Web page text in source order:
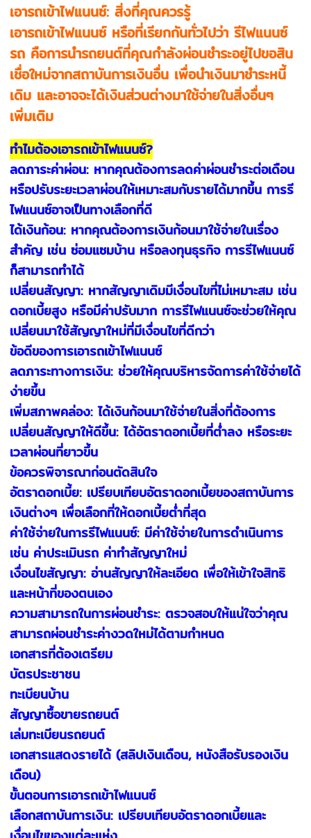
เอารถเข้าไฟแนนซ์: สิ่งที่คุณควรรู้
เอารถเข้าไฟแนนซ์ หรือที่เรียกกันทั่วไปว่า รีไฟแนนซ์
รถ คือการนำรถยนต์ที่คุณกำลังผ่อนชำระอยู่ไปขอสิน
เชื่อใหม่จากสถาบันการเงินอื่น เพื่อนำเงินมาชำระหนี้
เดิม และอาจจะได้เงินส่วนต่างมาใช้จ่ายในสิ่งอื่นๆ
เพิ่มเติม
ทำไมต้องเอารถเข้าไฟแนนซ์?
ลดภาระค่าผ่อน: หากคุณต้องการลดค่าผ่อนชำระต่อเดือน
หรือปรับระยะเวลาผ่อนให้เหมาะสมกับรายได้มากขึ้น การรี
ไฟแนนซ์อาจเป็นทางเลือกที่ดี
ได้เงินก้อน: หากคุณต้องการเงินก้อนมาใช้จ่ายในเรื่อง
สำคัญ เช่น ซ่อมแซมบ้าน หรือลงทุนธุรกิจ การรีไฟแนนซ์
ก็สามารถทำได้
เปลี่ยนสัญญา: หากสัญญาเดิมมีเงื่อนไขที่ไม่เหมาะสม เช่น
ดอกเบี้ยสูง หรือมีค่าปรับมาก การรีไฟแนนซ์จะช่วยให้คุณ
เปลี่ยนมาใช้สัญญาใหม่ที่มีเงื่อนไขที่ดีกว่า
ข้อดีของการเอารถเข้าไฟแนนซ์
ลดภาระทางการเงิน: ช่วยให้คุณบริหารจัดการค่าใช้จ่ายได้
ง่ายขึ้น
เพิ่มสภาพคล่อง: ได้เงินก้อนมาใช้จ่ายในสิ่งที่ต้องการ
เปลี่ยนสัญญาให้ดีขึ้น: ได้อัตราดอกเบี้ยที่ต่ำลง หรือระยะ
เวลาผ่อนที่ยาวขึ้น
ข้อควรพิจารณาก่อนตัดสินใจ
อัตราดอกเบี้ย: เปรียบเทียบอัตราดอกเบี้ยของสถาบันการ
เงินต่างๆ เพื่อเลือกที่ให้ดอกเบี้ยต่ำที่สุด
ค่าใช้จ่ายในการรีไฟแนนซ์: มีค่าใช้จ่ายในการดำเนินการ
เช่น ค่าประเมินรถ ค่าทำสัญญาใหม่
เงื่อนไขสัญญา: อ่านสัญญาให้ละเอียด เพื่อให้เข้าใจสิทธิ
และหน้าที่ของตนเอง
ความสามารถในการผ่อนชำระ: ตรวจสอบให้แน่ใจว่าคุณ
สามารถผ่อนชำระค่างวดใหม่ได้ตามกำหนด
เอกสารที่ต้องเตรียม
บัตรประชาชน
ทะเบียนบ้าน
สัญญาซื้อขายรถยนต์
เล่มทะเบียนรถยนต์
เอกสารแสดงรายได้ (สลิปเงินเดือน, หนังสือรับรองเงิน
เดือน)
ขั้นตอนการเอารถเข้าไฟแนนซ์
เลือกสถาบันการเงิน: เปรียบเทียบอัตราดอกเบี้ยและ